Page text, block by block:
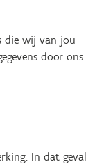
die wij van jou
door ons
In dat geval